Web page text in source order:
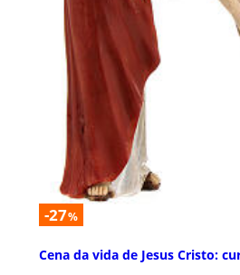
-27%
Cena da vida de Jesus Cristo: